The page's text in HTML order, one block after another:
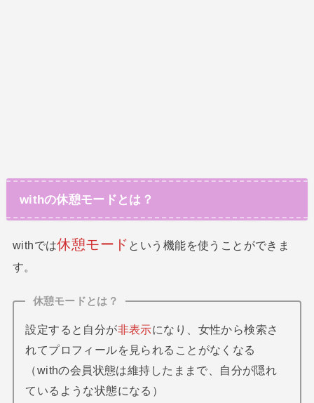
withの休憩モードとは？
withでは休憩モード という機能を使うことができま
す。
休憩モードとは？
設定すると自分が非表示になり、女性から検索さ
れてプロフィールを見られることがなくなる
（withの会員状態は維持したままで、自分が隠れ
ているような状態になる）